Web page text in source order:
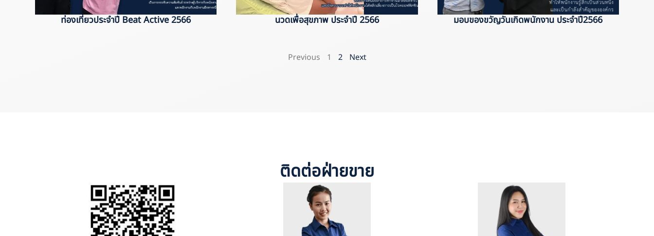
ท่องเที่ยวประจำปี Beat Active 2566 นวดเพื่อสุขภาพ ประจำปี 2566 มอบของขวัญวันเกิดพนักงาน ประจำปี2566
Previous 1 2 Next
ติดต่อฝ่ายขาย